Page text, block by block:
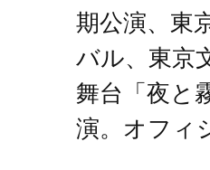
期公演、東
バル、東京
舞台「夜と
演。オフィ